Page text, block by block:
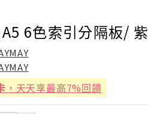
6色索引分隔板/ 紫
，天天享最高7%回饋